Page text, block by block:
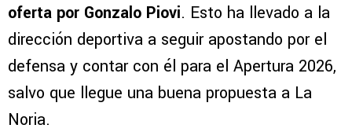
oferta por Gonzalo Piovi. Esto ha llevado a la
dirección deportiva a seguir apostando por el
defensa y contar con él para el Apertura 2026,
salvo que llegue una buena propuesta a La
Noria.